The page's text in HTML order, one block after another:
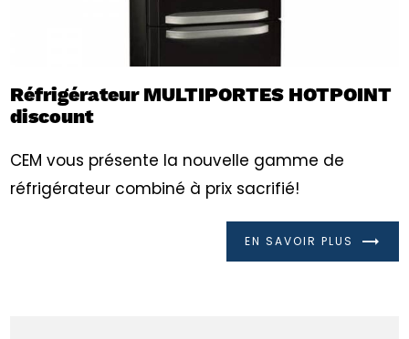
Réfrigérateur MULTIPORTES HOTPOINT
discount
CEM vous présente la nouvelle gamme de
réfrigérateur combiné à prix sacrifié!
EN SAVOIR PLUS